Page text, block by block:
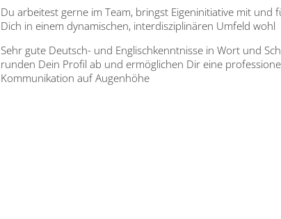
Du arbeitest gerne im Team, bringst Eigeninitiative mit und
Dich in einem dynamischen, interdisziplinären Umfeld wohl
Sehr gute Deutsch- und Englischkenntnisse in Wort und
runden Dein Profil ab und ermöglichen Dir eine
Kommunikation auf Augenhöhe